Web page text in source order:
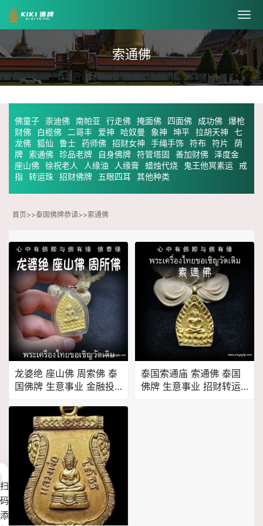
索通佛
佛童子 崇迪佛 南帕亚 行走佛 掩面佛 四面佛 成功佛 爆枪
财佛
白榄佛 二哥丰 爱神 哈奴曼 象神 坤平 拉胡天神
七
龙佛 狐仙 鲁士 药师佛 招财女神 手绳手饰 符布 符片
荫
牌
索通佛 珍品老牌 自身佛牌 符管塔固 善加财佛 泽度金
座山佛 徐祝老人 人缘油 人缘膏 蜡烛代烧 鬼王他冥素运 戒
指 转运珠 招财佛牌 五眼四耳 其他种类
首页>>泰国佛牌恭请>>索通佛
龙婆绝 座山佛 周索佛 泰
国佛牌 生意事业 金融投
泰国索通庙 索通佛 泰国
佛牌 生意事业 招财转运
扫
码
添